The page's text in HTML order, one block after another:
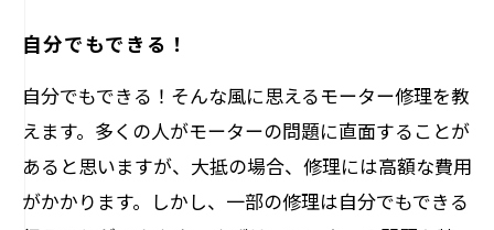
自分でもできる！
自分でもできる！そんな風に思えるモーター修理を教
えます。多くの人がモーターの問題に直面することが
あると思いますが、大抵の場合、修理には高額な費用
がかかります。しかし、一部の修理は自分でもできる